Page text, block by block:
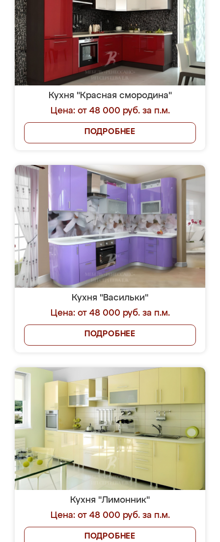
Кухня "Красная смородина"
Цена: от 48 000 руб. за п.м.
ПОДРОБНЕЕ
Кухня "Васильки"
Цена: от 48 000 руб. за п.м.
ПОДРОБНЕЕ
Кухня "Лимонник"
Цена: от 48 000 руб. за п.м.
ПОДРОБНЕЕ